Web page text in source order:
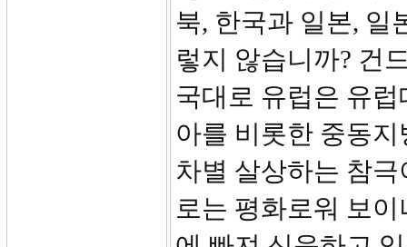
북, 한국과 일본, 일
렇지 않습니까? 건
국대로 유럽은 유
아를 비롯한 중동
차별 살상하는 참
로는 평화로워 보